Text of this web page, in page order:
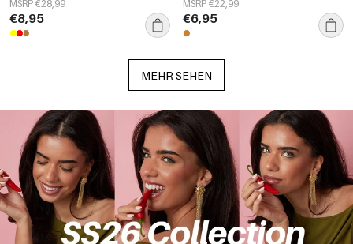
MSRP €28,99
€8,95
MSRP €22,99
€6,95
MEHR SEHEN